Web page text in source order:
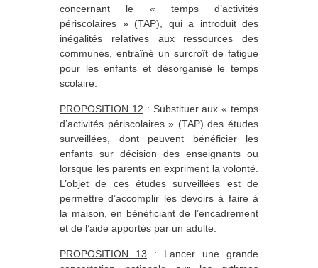
concernant le « temps d’activités
périscolaires » (TAP), qui a introduit des
inégalités relatives aux ressources des
communes, entraîné un surcroît de fatigue
pour les enfants et désorganisé le temps
scolaire.
PROPOSITION 12 : Substituer aux « temps
d’activités périscolaires » (TAP) des études
surveillées, dont peuvent bénéficier les
enfants sur décision des enseignants ou
lorsque les parents en expriment la volonté.
L’objet de ces études surveillées est de
permettre d’accomplir les devoirs à faire à
la maison, en bénéficiant de l’encadrement
et de l’aide apportés par un adulte.
PROPOSITION 13 : Lancer une grande